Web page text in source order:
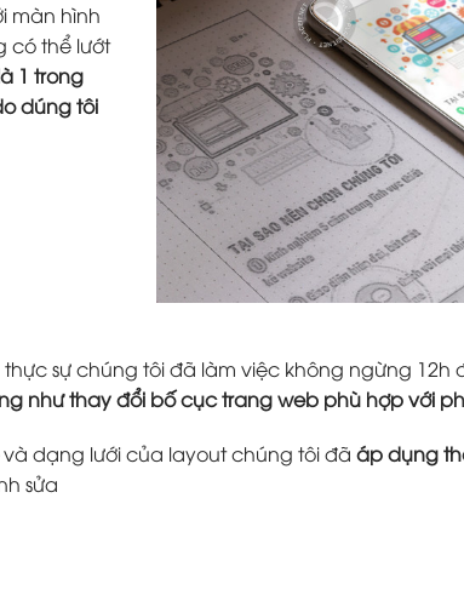
màn hình
có thể lướt
1 trong
dúng tôi
thực sự chúng tôi đã làm việc không ngừng
như thay đổi bố cục trang web phù hợp với
và dạng lưới của layout chúng tôi đã áp dụng
sửa